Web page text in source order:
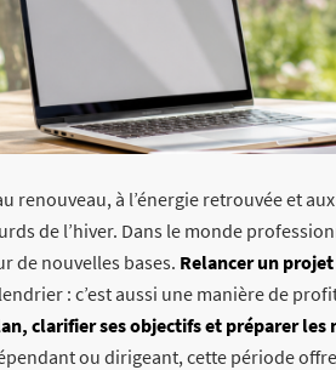
renouveau, à l’énergie retrouvée et
de l’hiver. Dans le monde
de nouvelles bases. Relancer un
: c’est aussi une manière de
clarifier ses objectifs et préparer les
ou dirigeant, cette période